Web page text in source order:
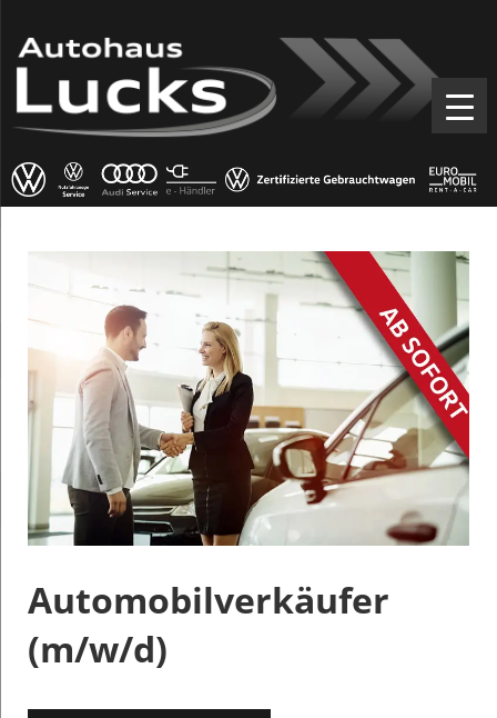
Automobilverkäufer
(m/w/d)